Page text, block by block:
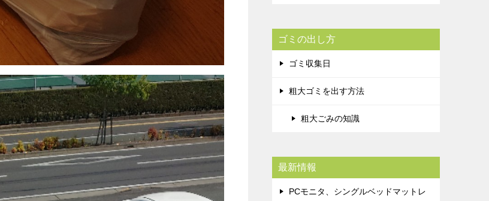
ゴミの出し方
ゴミ収集日
粗大ゴミを出す方法
粗大ごみの知識
最新情報
PCモニタ、シングルベッドマットレ